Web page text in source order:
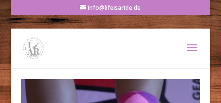
info@lifeisaride.de